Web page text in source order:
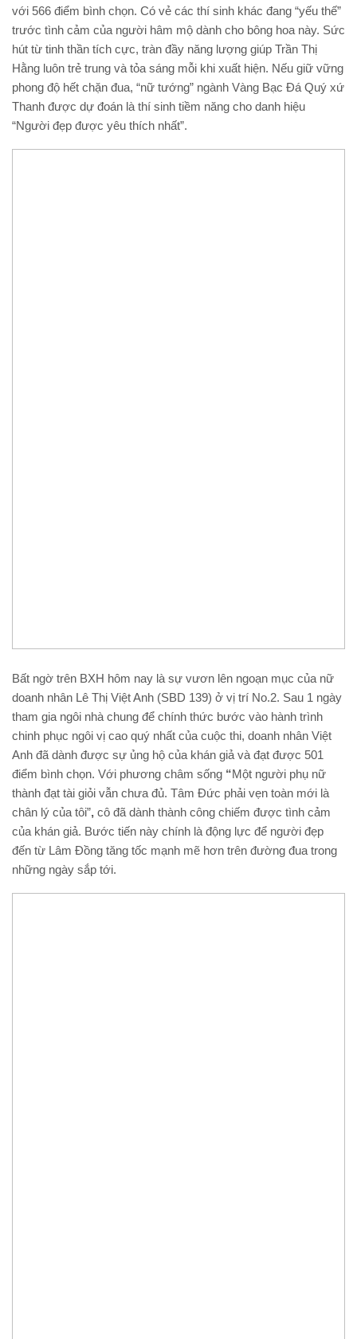
với 566 điểm bình chọn. Có vẻ các thí sinh khác đang “yếu thế”
trước tình cảm của người hâm mộ dành cho bông hoa này. Sức
hút từ tinh thần tích cực, tràn đầy năng lượng giúp Trần Thị
Hằng luôn trẻ trung và tỏa sáng mỗi khi xuất hiện. Nếu giữ vững
phong độ hết chặn đua, “nữ tướng” ngành Vàng Bạc Đá Quý xứ
Thanh được dự đoán là thí sinh tiềm năng cho danh hiệu
“Người đẹp được yêu thích nhất”.
Bất ngờ trên BXH hôm nay là sự vươn lên ngoạn mục của nữ
doanh nhân Lê Thị Việt Anh (SBD 139) ở vị trí No.2. Sau 1 ngày
tham gia ngôi nhà chung để chính thức bước vào hành trình
chinh phục ngôi vị cao quý nhất của cuộc thi, doanh nhân Việt
Anh đã dành được sự ủng hộ của khán giả và đạt được 501
điểm bình chọn. Với phương châm sống “Một người phụ nữ
thành đạt tài giỏi vẫn chưa đủ. Tâm Đức phải vẹn toàn mới là
chân lý của tôi”, cô đã dành thành công chiếm được tình cảm
của khán giả. Bước tiến này chính là động lực để người đẹp
đến từ Lâm Đồng tăng tốc mạnh mẽ hơn trên đường đua trong
những ngày sắp tới.